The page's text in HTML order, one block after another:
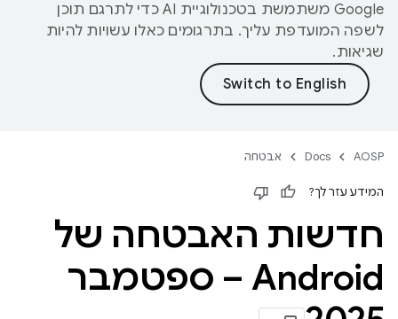
‫Google משתמשת בטכנולוגיית AI כדי לתרגם תוכן
לשפה המועדפת עליך. בתרגומים כאלו עשויות להיות
שגיאות.
AOSP
Docs אבטחה
המידע עזר לך?
חדשות האבטחה של
Android – ספטמבר